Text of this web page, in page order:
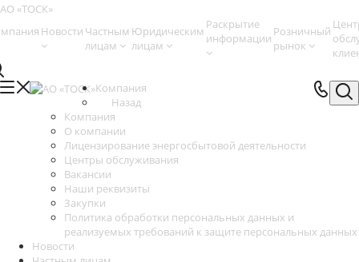
Новости Частным
лицам
Юридическим
лицам
Раскрытие
информации Розничный
рынок
Компания
Назад
Компания
О компании
Лицензирование энергосбытовой деятельности
Центры обслуживания
Вакансии
Наши реквизиты
Закупки
Политика обработки персональных данных и
реализуемых требований к защите персональных данных
Новости